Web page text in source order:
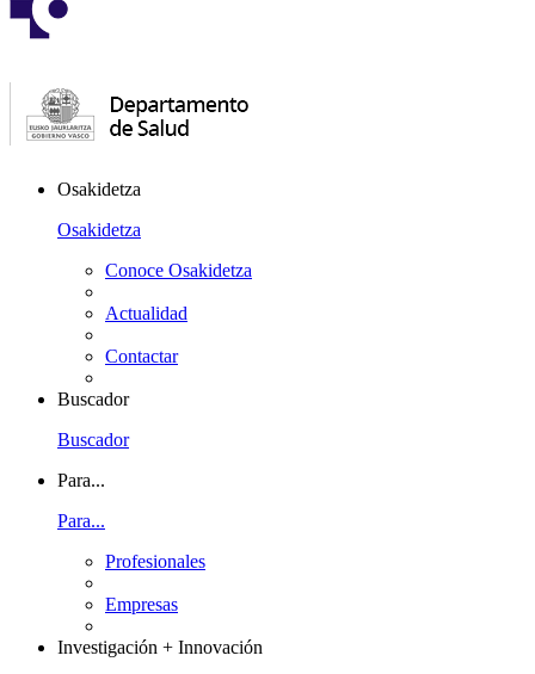
Osakidetza
Osakidetza
Conoce Osakidetza
Actualidad
Contactar
Buscador
Buscador
Para...
Para...
Profesionales
Empresas
Investigación + Innovación